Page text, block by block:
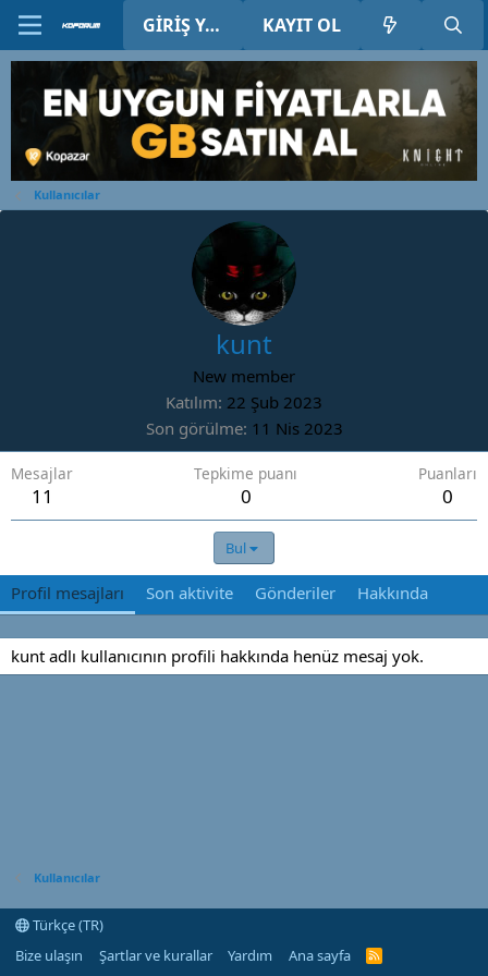
GIRIŞ YAP KAYIT OL
Kullanıcılar
kunt
New member
Katılım 22 Şub 2023
Son görülme 11 Nis 2023
Mesajlar
11
Tepkime puanı
0
Puanları
0
Bul
Profil mesajları Son aktivite Gönderiler Hakkında
kunt adlı kullanıcının profili hakkında henüz mesaj yok.
Kullanıcılar
Türkçe (TR)
Bize ulaşın
Şartlar ve kurallar Yardım Ana sayfa
R